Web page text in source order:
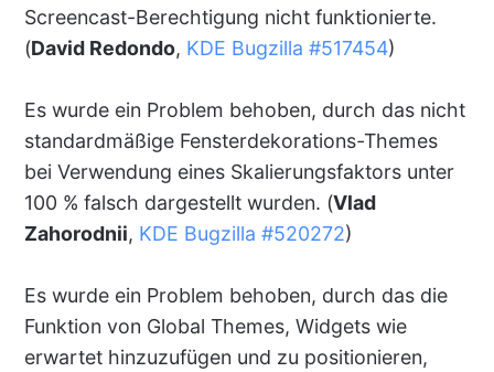
Screencast-Berechtigung nicht funktionierte.
(David Redondo, KDE Bugzilla #517454)
Es wurde ein Problem behoben, durch das nicht
standardmäßige Fensterdekorations-Themes
bei Verwendung eines Skalierungsfaktors unter
100 % falsch dargestellt wurden. (Vlad
Zahorodnii, KDE Bugzilla #520272)
Es wurde ein Problem behoben, durch das die
Funktion von Global Themes, Widgets wie
erwartet hinzuzufügen und zu positionieren,